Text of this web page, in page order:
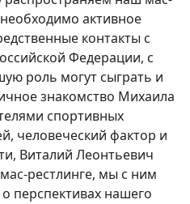
активное
контакты с
Федерации, с
роль могут сыграть и
знакомство Михаила
спортивных
человеческий фактор и
Виталий Леонтьевич
рестлинге, мы с ним
перспективах нашего